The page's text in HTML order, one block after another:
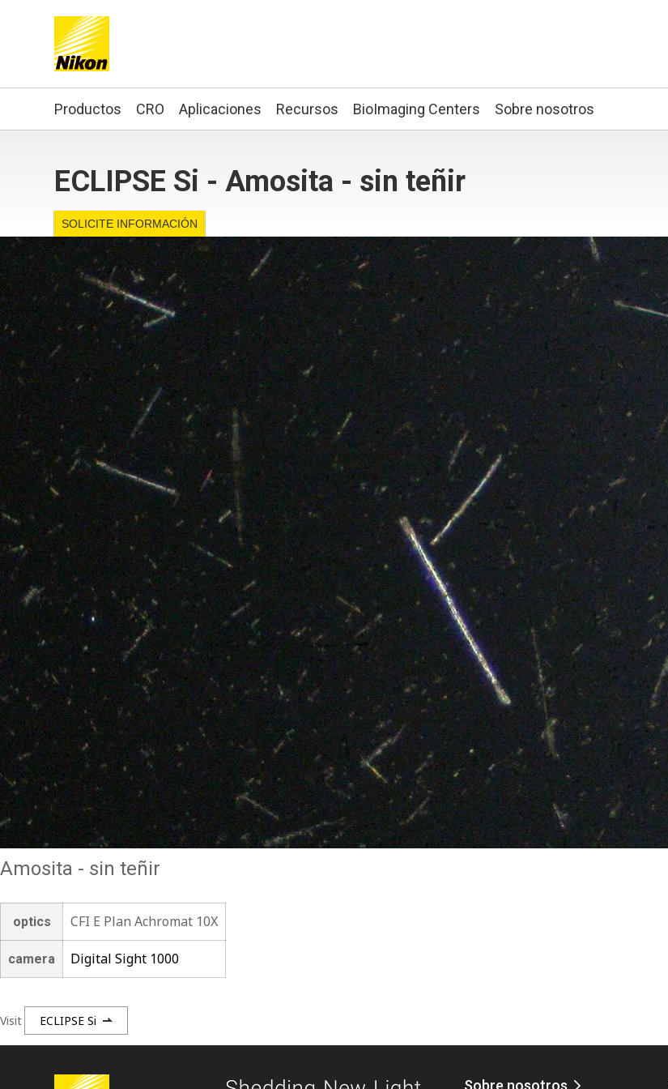
Search keyword(s)
Productos CRO Aplicaciones Recursos BioImaging Centers Sobre nosotros
ECLIPSE Si - Amosita - sin teñir
SOLICITE INFORMACIÓN
Amosita - sin teñir
optics CFI E Plan Achromat 10X
camera Digital Sight 1000
Visit ECLIPSE Si
Sobre nosotros